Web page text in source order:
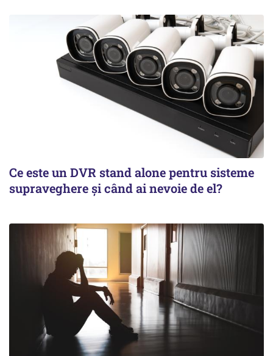
Ce este un DVR stand alone pentru sisteme
supraveghere și când ai nevoie de el?